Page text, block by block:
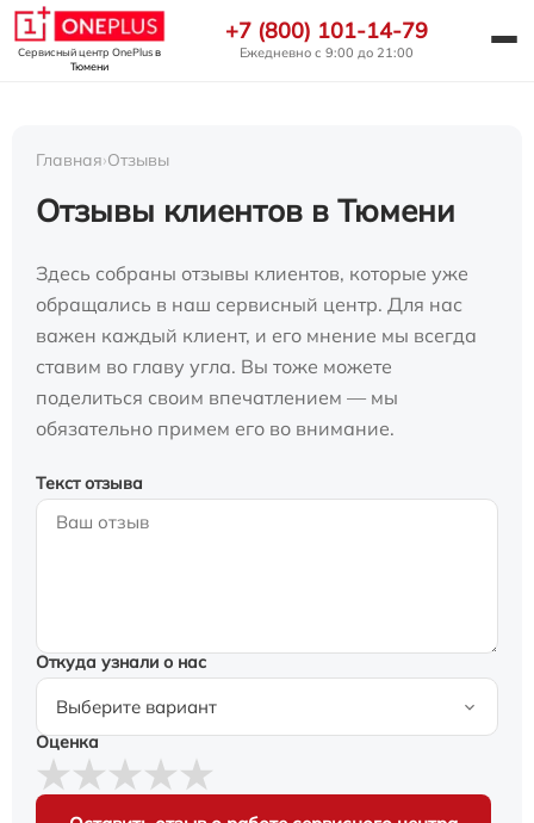
Сервисный центр OnePlusв
Тюмени
+7 (800) 101-14-79
Ежедневно с 9:00 до 21:00
Главная›Отзывы
Отзывы клиентов в Тюмени
Здесь собраны отзывы клиентов, которые уже
обращались в наш сервисный центр. Для нас
важен каждый клиент, и его мнение мы всегда
ставим во главу угла. Вы тоже можете
поделиться своим впечатлением — мы
обязательно примем его во внимание.
Текст отзыва
Откуда узнали о нас
Оценка